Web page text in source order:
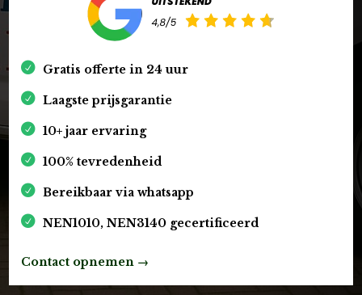
Gratis offerte in 24 uur
Laagste prijsgarantie
10+ jaar ervaring
100% tevredenheid
Bereikbaar via whatsapp
NEN1010, NEN3140 gecertificeerd
Contact opnemen →